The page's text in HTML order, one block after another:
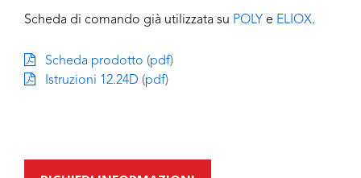
Scheda di comando già utilizzata su POLY e ELIOX.
Scheda prodotto (pdf)
Istruzioni 12.24D (pdf)